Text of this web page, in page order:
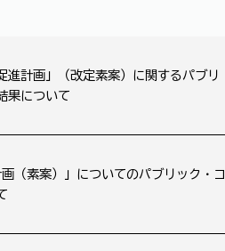
進計画」（改定素案）に関するパブリ
果について
画（素案）」についてのパブリック・コ